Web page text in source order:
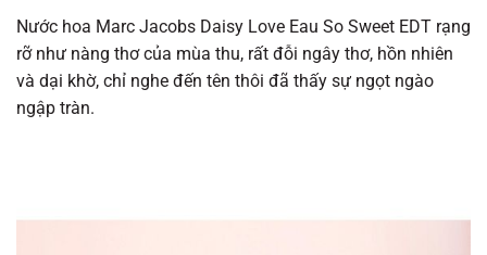
Nước hoa Marc Jacobs Daisy Love Eau So Sweet EDT rạng
rỡ như nàng thơ của mùa thu, rất đỗi ngây thơ, hồn nhiên
và dại khờ, chỉ nghe đến tên thôi đã thấy sự ngọt ngào
ngập tràn.